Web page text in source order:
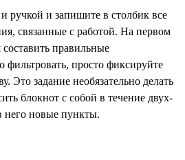
ручкой и запишите в столбик все
связанные с работой. На первом
правильные
фильтровать, просто фиксируйте
Это задание необязательно делать
блокнот с собой в течение двух-
него новые пункты.